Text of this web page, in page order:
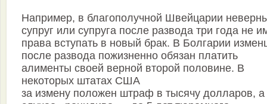
Например, в благополучной Швейцарии
супруг или супруга после развода три года не
права вступать в новый брак. В Болгарии
после развода пожизненно обязан платить
алименты своей верной второй половине. В
некоторых штатах США
за измену положен штраф в тысячу долларов, а